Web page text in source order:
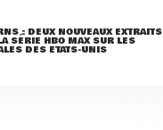
: DEUX NOUVEAUX EXTRAITS
SÉRIE HBO MAX SUR LES
DES ETATS-UNIS